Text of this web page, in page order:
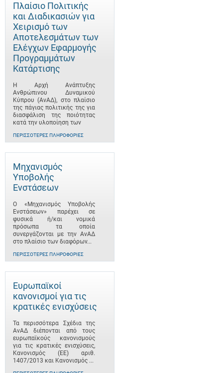
Πλαίσιο Πολιτικής
και Διαδικασιών για
Χειρισμό των
Αποτελεσμάτων των
Ελέγχων Εφαρμογής
Προγραμμάτων
Κατάρτισης
Η Αρχή Ανάπτυξης
Ανθρώπινου Δυναμικού
Κύπρου (ΑνΑΔ), στο πλαίσιο
της πάγιας πολιτικής της για
διασφάλιση της ποιότητας
κατά την υλοποίηση των
ΠΕΡΙΣΣΌΤΕΡΕΣ ΠΛΗΡΟΦΟΡΊΕΣ
Μηχανισμός
Υποβολής
Ενστάσεων
Ο «Μηχανισμός Υποβολής
Ενστάσεων» παρέχει σε
φυσικά ή/και νομικά
πρόσωπα τα οποία
συνεργάζονται με την ΑνΑΔ
στο πλαίσιο των διαφόρων...
ΠΕΡΙΣΣΌΤΕΡΕΣ ΠΛΗΡΟΦΟΡΊΕΣ
Ευρωπαϊκοί
κανονισμοί για τις
κρατικές ενισχύσεις
Τα περισσότερα Σχέδια της
ΑνΑΔ διέπονται από τους
ευρωπαϊκούς κανονισμούς
για τις κρατικές ενισχύσεις,
Κανονισμός (ΕΕ) αριθ.
1407/2013 και Κανονισμός ...